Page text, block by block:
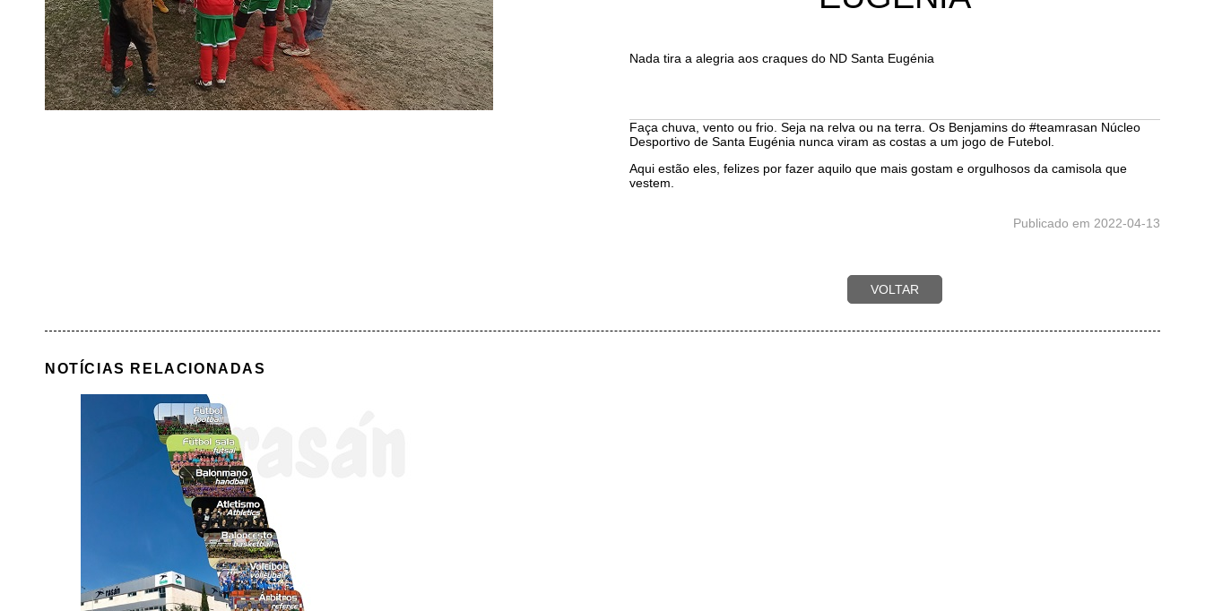
Nada tira a alegria aos craques do ND Santa Eugénia
Faça chuva, vento ou frio. Seja na relva ou na terra. Os Benjamins do #teamrasan Núcleo
Desportivo de Santa Eugénia nunca viram as costas a um jogo de Futebol.
Aqui estão eles, felizes por fazer aquilo que mais gostam e orgulhosos da camisola que
vestem.
Publicado em 2022-04-13
VOLTAR
NOTÍCIAS RELACIONADAS